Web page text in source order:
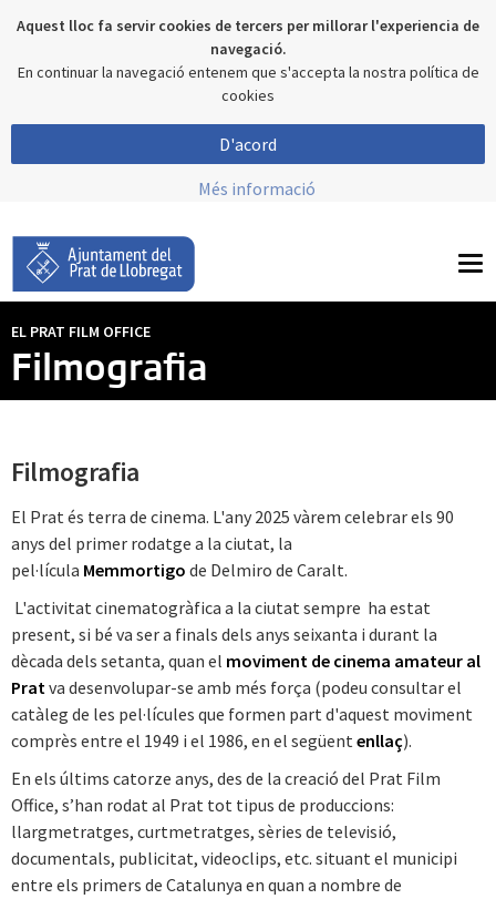
Aquest lloc fa servir cookies de tercers per millorar l'experiencia de
navegació.
En continuar la navegació entenem que s'accepta la nostra política de
cookies
D'acord
Més informació
EL PRAT FILM OFFICE
Filmografia
Filmografia
El Prat és terra de cinema. L'any 2025 vàrem celebrar els 90
anys del primer rodatge a la ciutat, la
pel·lícula Memmortigo de Delmiro de Caralt.
L'activitat cinematogràfica a la ciutat sempre ha estat
present, si bé va ser a finals dels anys seixanta i durant la
dècada dels setanta, quan el moviment de cinema amateur al
Pratva desenvolupar-se amb més força (podeu consultar el
catàleg de les pel·lícules que formen part d'aquest moviment
comprès entre el 1949 i el 1986, en el següentenllaç).
En els últims catorze anys, des de la creació del Prat Film
Office, s’han rodat al Prat tot tipus de produccions:
llargmetratges, curtmetratges, sèries de televisió,
documentals, publicitat, videoclips, etc. situant el municipi
entre els primers de Catalunya en quan a nombre de